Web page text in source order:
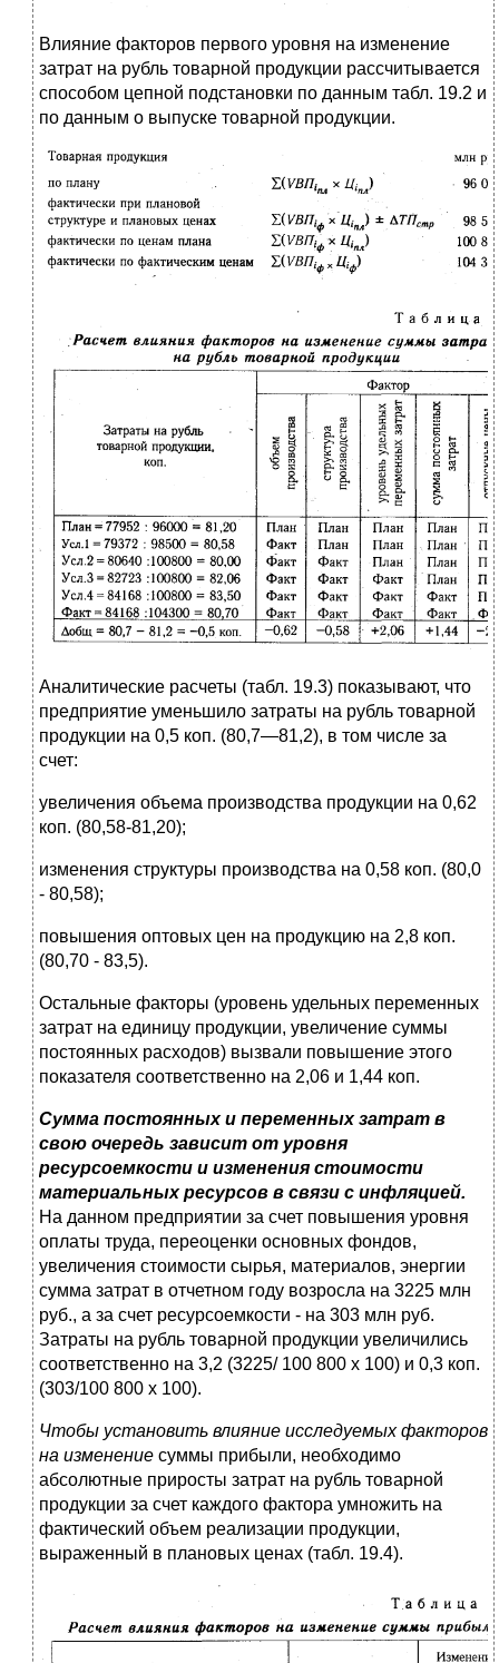
Влияние факторов первого уровня на изменение
затрат на рубль товарной продукции рассчитывается
способом цепной подстановки по данным табл. 19.2 и
по данным о выпуске товарной продукции.
Аналитические расчеты (табл. 19.3) показывают, что
предприятие уменьшило затраты на рубль товарной
продукции на 0,5 коп. (80,7—81,2), в том числе за
счет:
увеличения объема производства продукции на 0,62
коп. (80,58-81,20);
изменения структуры производства на 0,58 коп. (80,0
- 80,58);
повышения оптовых цен на продукцию на 2,8 коп.
(80,70 - 83,5).
Остальные факторы (уровень удельных переменных
затрат на единицу продукции, увеличение суммы
постоянных расходов) вызвали повышение этого
показателя соответственно на 2,06 и 1,44 коп.
Сумма постоянных и переменных затрат в
свою очередь зависит от уровня
ресурсоемкости и изменения стоимости
материальных ресурсов в связи с инфляцией.
На данном предприятии за счет повышения уровня
оплаты труда, переоценки основных фондов,
увеличения стоимости сырья, материалов, энергии
сумма затрат в отчетном году возросла на 3225 млн
руб., а за счет ресурсоемкости - на 303 млн руб.
Затраты на рубль товарной продукции увеличились
соответственно на 3,2 (3225/ 100 800 х 100) и 0,3 коп.
(303/100 800 х 100).
Чтобы установить влияние исследуемых факторов
на изменение суммы прибыли, необходимо
абсолютные приросты затрат на рубль товарной
продукции за счет каждого фактора умножить на
фактический объем реализации продукции,
выраженный в плановых ценах (табл. 19.4).